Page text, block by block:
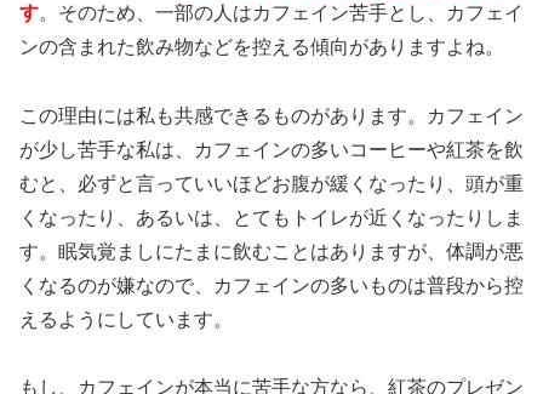
す。そのため、一部の人はカフェイン苦手とし、カフェイ
ンの含まれた飲み物などを控える傾向がありますよね。
この理由には私も共感できるものがあります。カフェイン
が少し苦手な私は、カフェインの多いコーヒーや紅茶を飲
むと、必ずと言っていいほどお腹が緩くなったり、頭が重
くなったり、あるいは、とてもトイレが近くなったりしま
す。眠気覚ましにたまに飲むことはありますが、体調が悪
くなるのが嫌なので、カフェインの多いものは普段から控
えるようにしています。
もし、カフェインが本当に苦手な方なら、紅茶のプレゼン